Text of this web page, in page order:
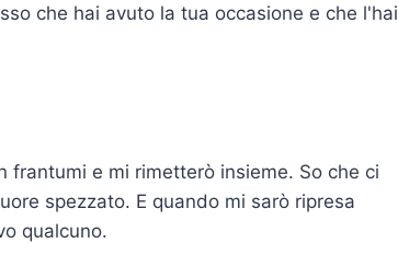
che hai avuto la tua occasione e che l'hai
frantumi e mi rimetterò insieme. So che ci
spezzato. E quando mi sarò ripresa
qualcuno.